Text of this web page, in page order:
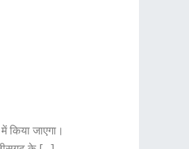
किया जाएगा।